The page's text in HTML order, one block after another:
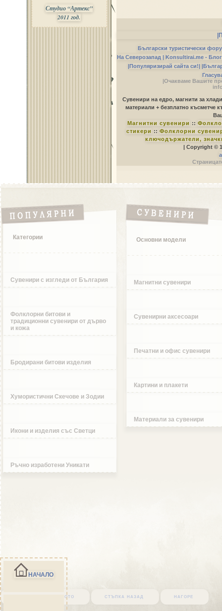
Студио “Артекс”
2011 год.
Български туристически
На Северозапад | Konsultirai.me -
|Популяризирай сайта си!|
|Очакваме Вашите
Сувенири на едро, магнити за
материали + безплатно късметче
Магнитни сувенири ::
стикери :: Фолклорни
ключодържатели,
| Copyright ©
Категории
Сувенири с изгледи от България
Фолклорни битови и
традиционни сувенири от дърво
и кожа
Бродирани битови изделия
Хумористични Скечове и Зодии
Икони и изделия със Светци
Ръчно изработени Уникати
Основни модели
Магнитни сувенири
Сувенирни аксесоари
Печатни и офис сувенири
Картини и плакети
Материали за сувенири
върни се в началото стъпка назад нагоре
НАЧАЛО